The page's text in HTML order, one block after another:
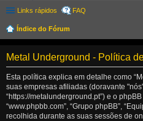
Links rápidos FAQ
Índice do Fórum
Metal Underground - Política
Esta política explica em detalhe como
suas empresas afiliadas (doravante
“https://metalunderground.pt”) e o
“www.phpbb.com”, “Grupo phpBB”,
recolhida durante as suas sessões de